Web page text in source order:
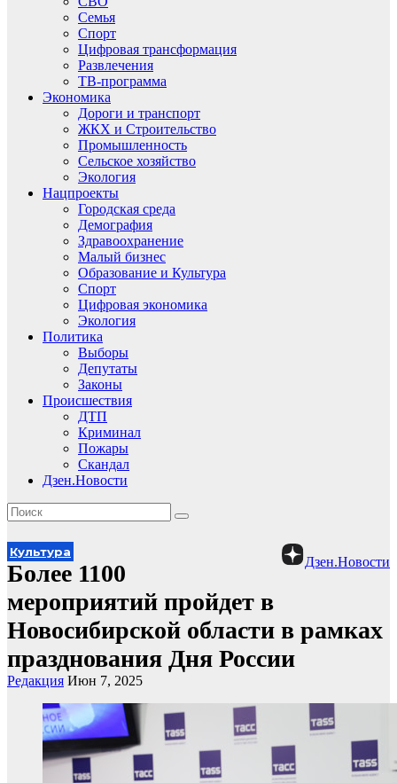
Семья
Спорт
Цифровая трансформация
Развлечения
ТВ-программа
Экономика
Дороги и транспорт
ЖКХ и Строительство
Промышленность
Сельское хозяйство
Экология
Нацпроекты
Городская среда
Демография
Здравоохранение
Малый бизнес
Образование и Культура
Спорт
Цифровая экономика
Экология
Политика
Выборы
Депутаты
Законы
Происшествия
ДТП
Криминал
Пожары
Скандал
Дзен.Новости
Дзен.Новости
Культура
Более 1100
мероприятий пройдет в
Новосибирской области в рамках
празднования Дня России
Редакция Июн 7, 2025